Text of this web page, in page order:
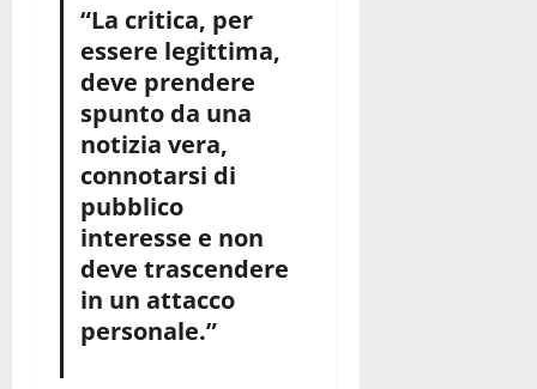
“La critica, per
essere legittima,
deve prendere
spunto da una
notizia vera,
connotarsi di
pubblico
interesse e non
deve trascendere
in un attacco
personale.”